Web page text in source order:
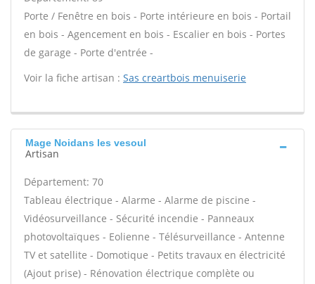
Porte / Fenêtre en bois - Porte intérieure en bois - Portail
en bois - Agencement en bois - Escalier en bois - Portes
de garage - Porte d'entrée -
Voir la fiche artisan : Sas creartbois menuiserie
Mage Noidans les vesoul
Artisan
Département: 70
Tableau électrique - Alarme - Alarme de piscine -
Vidéosurveillance - Sécurité incendie - Panneaux
photovoltaïques - Eolienne - Télésurveillance - Antenne
TV et satellite - Domotique - Petits travaux en électricité
(Ajout prise) - Rénovation électrique complète ou